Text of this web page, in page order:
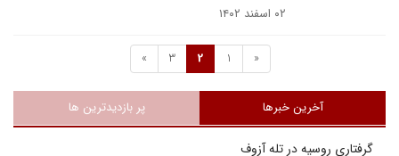
۰۲ اسفند ۱۴۰۲
«
1
2
3
»
آخرین خبرها پر بازدیدترین ها
گرفتاری روسیه در تله آزوف